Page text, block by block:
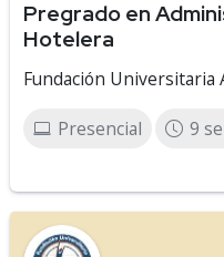
Pregrado en
Hotelera
Fundación Universitaria
Presencial 9